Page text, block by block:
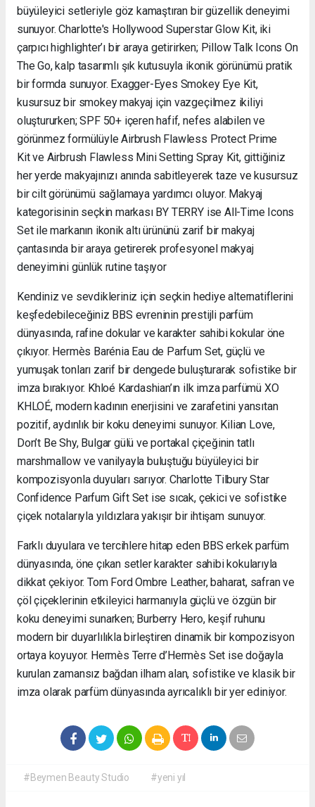
büyüleyici setleriyle göz kamaştıran bir güzellik deneyimi
sunuyor. Charlotte's Hollywood Superstar Glow Kit, iki
çarpıcı highlighter’ı bir araya getirirken; Pillow Talk Icons On
The Go, kalp tasarımlı şık kutusuyla ikonik görünümü pratik
bir formda sunuyor. Exagger-Eyes Smokey Eye Kit,
kusursuz bir smokey makyaj için vazgeçilmez ikiliyi
oluştururken; SPF 50+ içeren hafif, nefes alabilen ve
görünmez formülüyle Airbrush Flawless Protect Prime
Kit ve Airbrush Flawless Mini Setting Spray Kit, gittiğiniz
her yerde makyajınızı anında sabitleyerek taze ve kusursuz
bir cilt görünümü sağlamaya yardımcı oluyor. Makyaj
kategorisinin seçkin markası BY TERRY ise All-Time Icons
Set ile markanın ikonik altı ürününü zarif bir makyaj
çantasında bir araya getirerek profesyonel makyaj
deneyimini günlük rutine taşıyor
Kendiniz ve sevdikleriniz için seçkin hediye alternatiflerini
keşfedebileceğiniz BBS evreninin prestijli parfüm
dünyasında, rafine dokular ve karakter sahibi kokular öne
çıkıyor. Hermès Barénia Eau de Parfum Set, güçlü ve
yumuşak tonları zarif bir dengede buluşturarak sofistike bir
imza bırakıyor. Khloé Kardashian’ın ilk imza parfümü XO
KHLOÉ, modern kadının enerjisini ve zarafetini yansıtan
pozitif, aydınlık bir koku deneyimi sunuyor. Kilian Love,
Don’t Be Shy, Bulgar gülü ve portakal çiçeğinin tatlı
marshmallow ve vanilyayla buluştuğu büyüleyici bir
kompozisyonla duyuları sarıyor. Charlotte Tilbury Star
Confidence Parfum Gift Set ise sıcak, çekici ve sofistike
çiçek notalarıyla yıldızlara yakışır bir ihtişam sunuyor.
Farklı duyulara ve tercihlere hitap eden BBS erkek parfüm
dünyasında, öne çıkan setler karakter sahibi kokularıyla
dikkat çekiyor. Tom Ford Ombre Leather, baharat, safran ve
çöl çiçeklerinin etkileyici harmanıyla güçlü ve özgün bir
koku deneyimi sunarken; Burberry Hero, keşif ruhunu
modern bir duyarlılıkla birleştiren dinamik bir kompozisyon
ortaya koyuyor. Hermès Terre d’Hermès Set ise doğayla
kurulan zamansız bağdan ilham alan, sofistike ve klasik bir
imza olarak parfüm dünyasında ayrıcalıklı bir yer ediniyor.
#Beymen Beauty Studio #yeni yıl